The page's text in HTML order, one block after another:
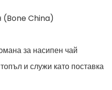
(Bone China)
за насипен чай
и служи като поставка